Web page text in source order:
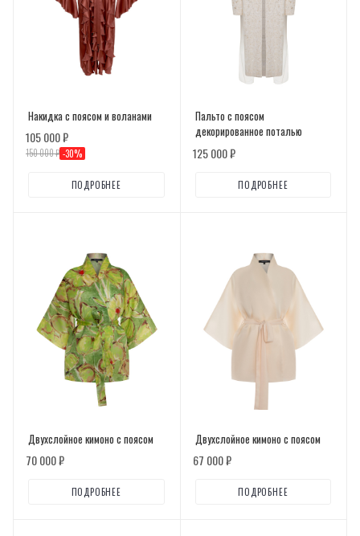
Накидка с поясом и воланами
105 000 ₽
150 000 ₽ -30%
ПОДРОБНЕЕ
Пальто с поясом
декорированное поталью
125 000 ₽
ПОДРОБНЕЕ
Двухслойное кимоно с поясом
70 000 ₽
ПОДРОБНЕЕ
Двухслойное кимоно с поясом
67 000 ₽
ПОДРОБНЕЕ